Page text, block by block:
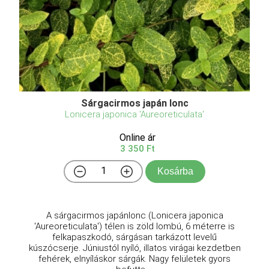
Sárgacirmos japán lonc
Lonicera japonica 'Aureoreticulata'
Online ár
3 350 Ft
Kosárba
A sárgacirmos japánlonc (Lonicera japonica
'Aureoreticulata') télen is zöld lombú, 6 méterre is
felkapaszkodó, sárgásan tarkázott levelű
kúszócserje. Júniustól nyíló, illatos virágai kezdetben
fehérek, elnyíláskor sárgák. Nagy felületek gyors